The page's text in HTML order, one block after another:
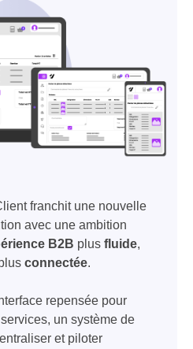
franchit une nouvelle
avec une ambition
B2B plus fluide,
connectée.
repensée pour
un système de
et piloter